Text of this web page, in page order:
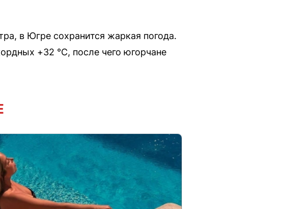
в Югре сохранится жаркая погода.
+32 °С, после чего югорчане